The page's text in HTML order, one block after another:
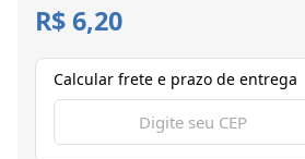
R$ 6,20
Calcular frete e prazo de entrega